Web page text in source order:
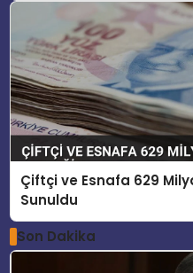
Çiftçi ve Esnafa 629
Sunuldu
Son Dakika